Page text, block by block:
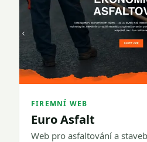
FIREMNÍ WEB
Euro Asfalt
Web pro asfaltování a